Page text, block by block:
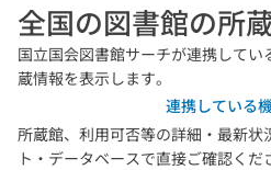
全国の図書館の所
国立国会図書館サーチが連携して
蔵情報を表示します。
連携している
所蔵館、利用可否等の詳細・最新状
ト・データベースで直接ご確認く